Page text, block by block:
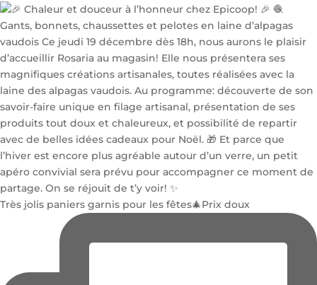
Très jolis paniers garnis pour les fêtes🎄Prix doux